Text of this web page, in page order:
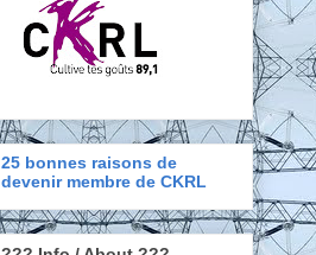
25 bonnes raisons de
devenir membre de CKRL